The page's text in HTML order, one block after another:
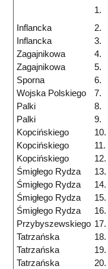
1.
Inflancka 2.
Inflancka
3.
Zagajnikowa
4.
Zagajnikowa
5.
Sporna
6.
Wojska Polskiego
7.
Palki
8.
Palki
9.
Kopcińskiego
10.
Kopcińskiego
11.
Kopcińskiego
12.
Śmigłego Rydza
13.
Śmigłego Rydza
14.
Śmigłego Rydza
15.
Śmigłego Rydza
16.
Przybyszewskiego 17.
Tatrzańska
18.
Tatrzańska
19.
Tatrzańska
20.